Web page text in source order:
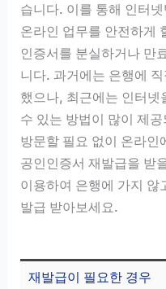
습니다. 이를 통해 인터
온라인 업무를 안전하게
인증서를 분실하거나 만
니다. 과거에는 은행에
했으나, 최근에는 인터넷
수 있는 방법이 많이 제
방문할 필요 없이 온라인
공인인증서 재발급을 받
이용하여 은행에 가지 않
발급 받아보세요.
재발급이 필요한 경우